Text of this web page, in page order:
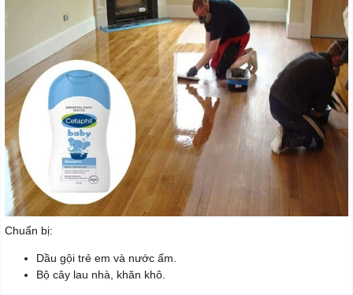
Chuẩn bị:
Dầu gội trẻ em và nước ấm.
Bộ cây lau nhà, khăn khô.